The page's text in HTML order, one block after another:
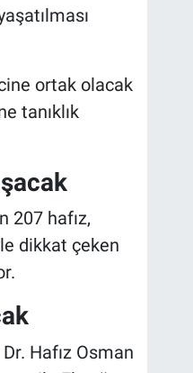
ortak olacak
tanıklık
207 hafız,
dikkat çeken
Hafız Osman